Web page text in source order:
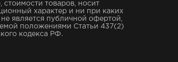
стоимости товаров, носит
характер и ни при каких
является публичной офертой,
положениями Статьи 437(2)
кодекса РФ.